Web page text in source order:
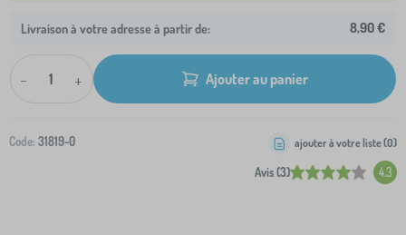
Livraison à votre adresse à partir de: 8,90 €
- + Ajouter au panier
Code: 31819-0
Avis (3) 4.3
ajouter à votre liste (0)